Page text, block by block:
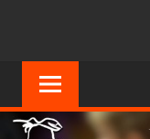
springen